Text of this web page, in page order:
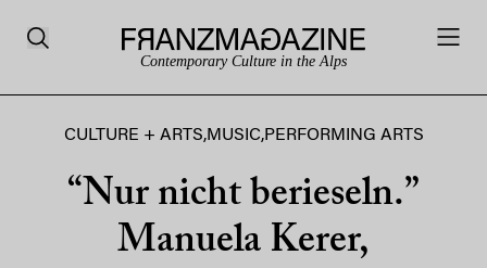
Contemporary Culture in the Alps
CULTURE + ARTS,MUSIC,PERFORMING ARTS
“Nur nicht berieseln.”
Manuela Kerer,